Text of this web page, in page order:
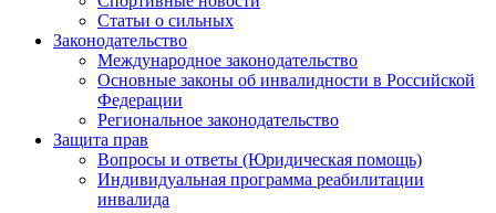
Статьи о сильных
Законодательство
Международное законодательство
Основные законы об инвалидности в Российской
Федерации
Региональное законодательство
Защита прав
Вопросы и ответы (Юридическая помощь)
Индивидуальная программа реабилитации
инвалида